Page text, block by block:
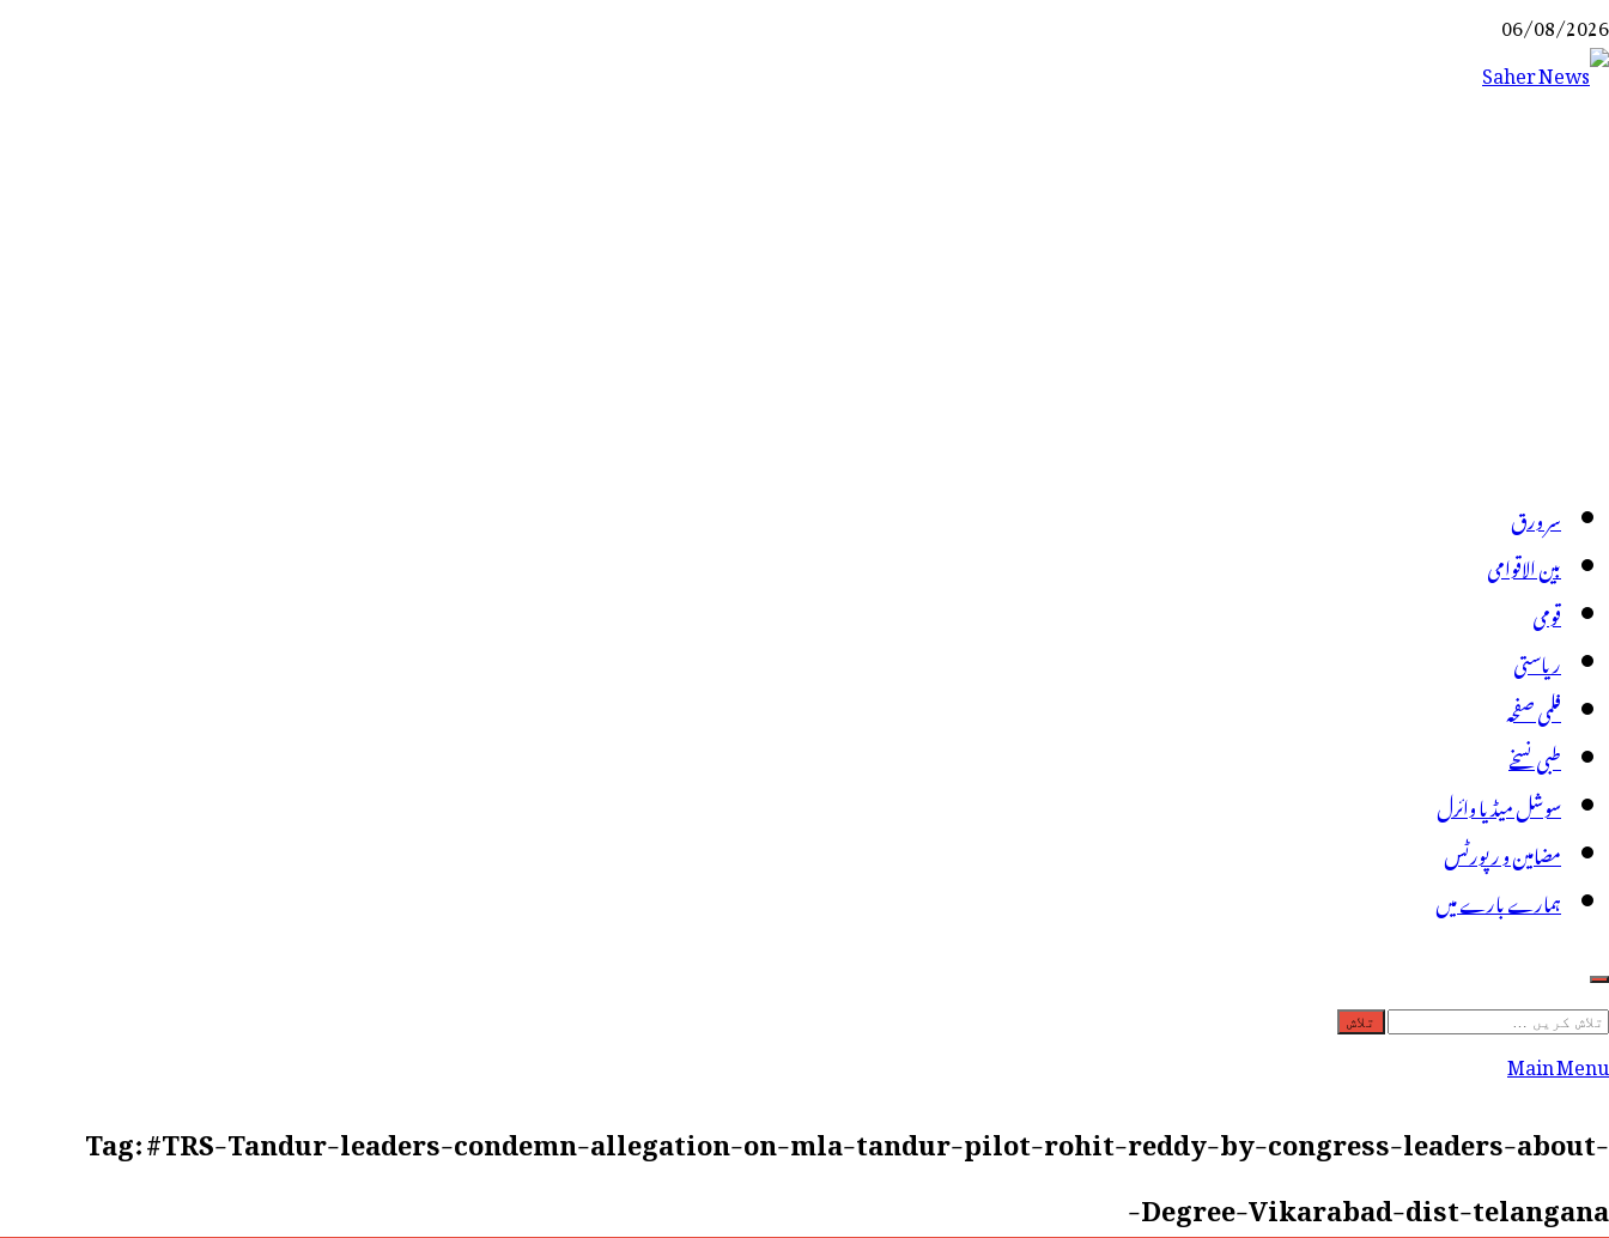
Skip
to
06/08/2026
سر ورق
بین الاقوامی
قومی
ریاستی
فلمی صفحہ
طبی نسخے
سوشل میڈیا وائرل
مضامین و رپورٹس
ہمارے بارے میں
تلاش
کریں
Main Menu
Tag:#TRS-Tandur-leaders-condemn-allegation-on-mla-tandur-pilot-rohit-reddy-by-congress-leaders-about-
Degree-Vikarabad-dist-telangana-